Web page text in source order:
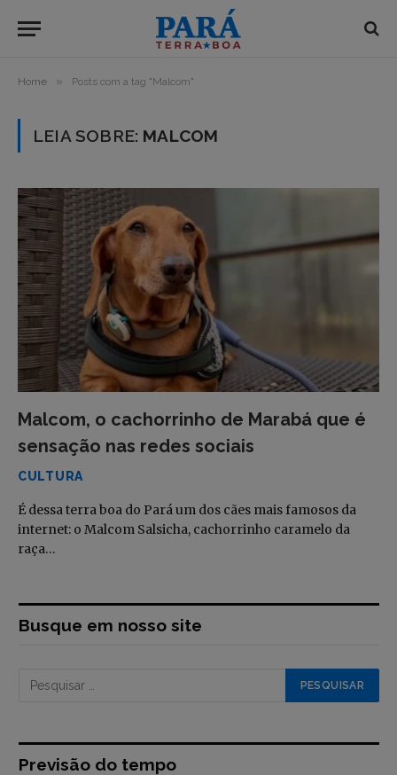
Home » Posts com a tag "Malcom"
LEIA SOBRE: MALCOM
Malcom, o cachorrinho de Marabá que é
sensação nas redes sociais
CULTURA
É dessa terra boa do Pará um dos cães mais famosos da
internet: o Malcom Salsicha, cachorrinho caramelo da
raça…
Busque em nosso site
Previsão do tempo